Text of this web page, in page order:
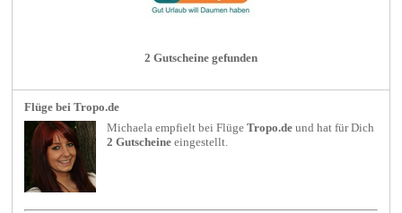
2 Gutscheine gefunden
Flüge bei Tropo.de
Michaela empfielt beiFlüge Tropo.de und hat für Dich
2 Gutscheine eingestellt.